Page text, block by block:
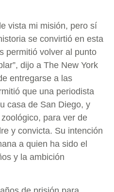
vista mi misión, pero sí
se convirtió en esta
permitió volver al punto
dijo a The New York
entregarse a las
que una periodista
casa de San Diego, y
para ver de
y convicta. Su intención
a quien ha sido el
y la ambición